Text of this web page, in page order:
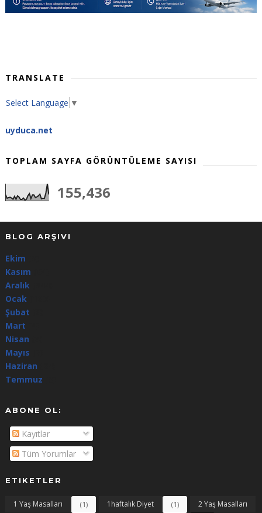
TRANSLATE
Select Language ▼
uyduca.net
TOPLAM SAYFA GÖRÜNTÜLEME SAYISI
155,436
BLOG ARŞIVI
Ekim
Kasım
Aralık(344)
Ocak(100)
Şubat
Mart
Nisan
Mayıs
Haziran
Temmuz
ABONE OL:
Kayıtlar
Tüm Yorumlar
ETIKETLER
1 Yaş Masalları (1) 1haftalık Diyet (1) 2 Yaş Masalları